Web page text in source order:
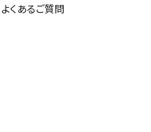
よくあるご質問